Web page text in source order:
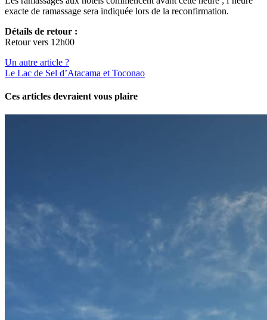
exacte de ramassage sera indiquée lors de la reconfirmation.
Détails de retour :
Retour vers 12h00
Un autre article ?
Le Lac de Sel d’Atacama et Toconao
Ces articles devraient vous plaire